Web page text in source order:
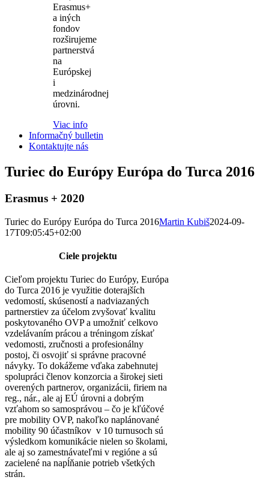
Erasmus+
a iných
fondov
rozširujeme
partnerstvá
na
Európskej
i
medzinárodnej
úrovni.
Viac info
Informačný bulletin
Kontaktujte nás
Turiec do Európy Európa do Turca 2016
Erasmus + 2020
Turiec do Európy Európa do Turca 2016Martin Kubiš2024-09-
17T09:05:45+02:00
Ciele projektu
Cieľom projektu Turiec do Európy, Európa
do Turca 2016 je využitie doterajších
vedomostí, skúseností a nadviazaných
partnerstiev za účelom zvyšovať kvalitu
poskytovaného OVP a umožniť celkovo
vzdelávaním prácou a tréningom získať
vedomosti, zručnosti a profesionálny
postoj, či osvojiť si správne pracovné
návyky. To dokážeme vďaka zabehnutej
spolupráci členov konzorcia a širokej sieti
overených partnerov, organizácii, firiem na
reg., nár., ale aj EÚ úrovni a dobrým
vzťahom so samosprávou – čo je kľúčové
pre mobility OVP, nakoľko naplánované
mobility 90 účastníkov v 10 turnusoch sú
výsledkom komunikácie nielen so školami,
ale aj so zamestnávateľmi v regióne a sú
zacielené na napĺňanie potrieb všetkých
strán.